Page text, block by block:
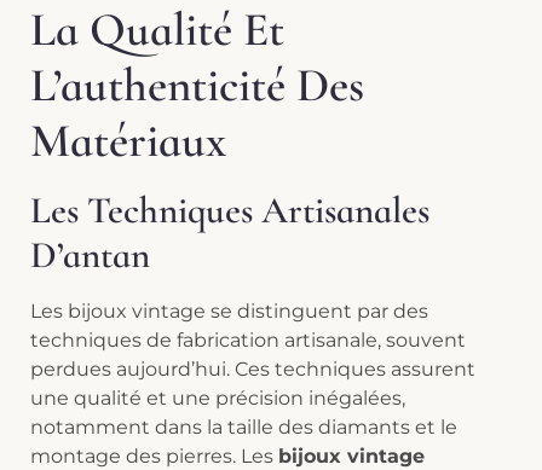
La Qualité Et
L’authenticité Des
Matériaux
Les Techniques Artisanales
D’antan
Les bijoux vintage se distinguent par des
techniques de fabrication artisanale, souvent
perdues aujourd’hui. Ces techniques assurent
une qualité et une précision inégalées,
notamment dans la taille des diamants et le
montage des pierres. Les bijoux vintage